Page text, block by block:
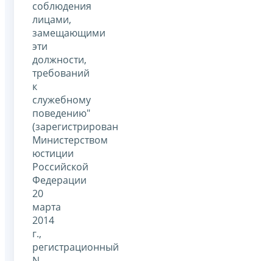
соблюдения
лицами,
замещающими
эти
должности,
требований
к
служебному
поведению"
(зарегистрирован
Министерством
юстиции
Российской
Федерации
20
марта
2014
г.,
регистрационный